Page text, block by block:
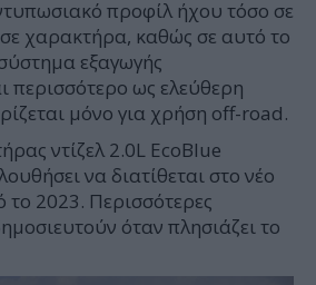
προφίλ ήχου τόσο σε
χαρακτήρα, καθώς σε αυτό το
εξαγωγής
περισσότερο ως ελεύθερη
μόνο για χρήση off-road.
ντίζελ 2.0L EcoBlue
να διατίθεται στο νέο
2023. Περισσότερες
όταν πλησιάζει το